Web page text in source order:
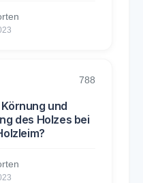
788
und
des Holzes bei